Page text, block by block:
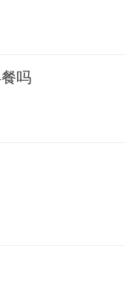
吗